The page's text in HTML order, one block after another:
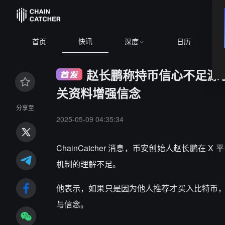
首页 快讯 深度 日历
BTC $64,965.69 +1.09%
分享至
赵长鹏称持币信心不足
关资料增强信念
2025-05-09 04:35:34
ChainCatcher 消息，币安创始人赵长鹏在 X
机制的理解不足。
他表示，如果只是因为他人推荐才买入比特币
与信念。